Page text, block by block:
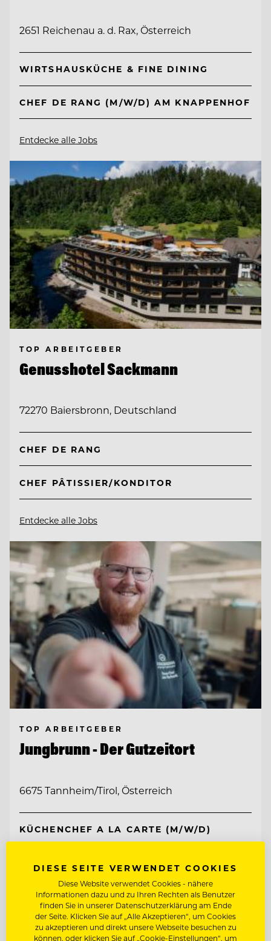
2651 Reichenau a. d. Rax, Österreich
WIRTSHAUSKÜCHE & FINE DINING
CHEF DE RANG (M/W/D) AM KNAPPENHOF
Entdecke alle Jobs
TOP ARBEITGEBER
Genusshotel Sackmann
72270 Baiersbronn, Deutschland
CHEF DE RANG
CHEF PÂTISSIER/KONDITOR
Entdecke alle Jobs
TOP ARBEITGEBER
Jungbrunn - Der Gutzeitort
6675 Tannheim/Tirol, Österreich
KÜCHENCHEF A LA CARTE (M/W/D)
CHEF DE PARTIE (M/W/D)
Entdecke alle Jobs
DIESE SEITE VERWENDET COOKIES
Diese Website verwendet Cookies - nähere
Informationen dazu und zu Ihren Rechten als Benutzer
finden Sie in unserer Datenschutzerklärung am Ende
der Seite. Klicken Sie auf „Alle Akzeptieren“, um Cookies
zu akzeptieren und direkt unsere Webseite besuchen zu
können, oder klicken Sie auf „Cookie-Einstellungen“, um